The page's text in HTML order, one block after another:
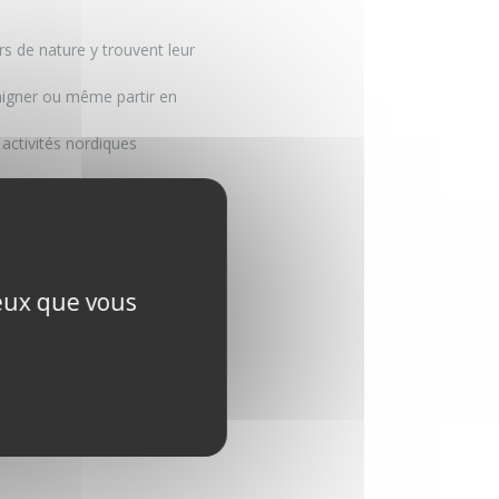
de nature y trouvent leur
ou même partir en
nordiques
que vous